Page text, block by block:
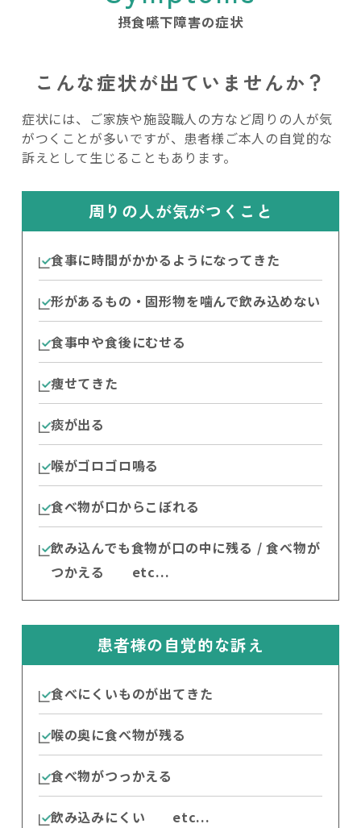
摂食嚥下障害の症状
こんな症状が出ていませんか？
症状には、ご家族や施設職人の方など周りの人が気
がつくことが多いですが、患者様ご本人の自覚的な
訴えとして生じることもあります。
周りの人が気がつくこと
食事に時間がかかるようになってきた
形があるもの・固形物を噛んで飲み込めない
食事中や食後にむせる
痩せてきた
痰が出る
喉がゴロゴロ鳴る
食べ物が口からこぼれる
飲み込んでも食物が口の中に残る / 食べ物が
つかえる etc...
患者様の自覚的な訴え
食べにくいものが出てきた
喉の奥に食べ物が残る
食べ物がつっかえる
飲み込みにくい etc...